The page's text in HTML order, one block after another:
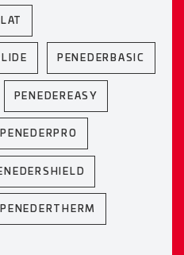
PENEDERBASIC
PENEDEREASY
PENEDERPRO
PENEDERTHERM